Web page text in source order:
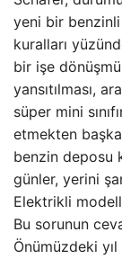
yeni bir
kuralları
bir işe
yansıtılması,
süper mini
etmekten başka
benzin deposu
günler, yerini
Elektrikli
Bu sorunun
Önümüzdeki